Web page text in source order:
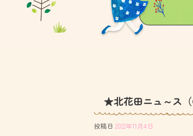
★北花田ニュ～ス
投稿日 2022年11月4日